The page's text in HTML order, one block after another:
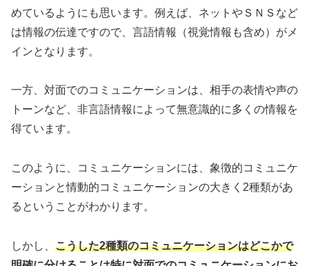
めているようにも思います。例えば、ネットやＳＮＳなど
は情報の伝達ですので、言語情報（視覚情報も含め）がメ
インとなります。
一方、対面でのコミュニケーションは、相手の表情や声の
トーンなど、非言語情報によって無意識的に多くの情報を
得ています。
このように、コミュニケーションには、象徴的コミュニケ
ーションと情動的コミュニケーションの大きく2種類があ
るということがわかります。
しかし、 こうした2種類のコミュニケーションはどこかで